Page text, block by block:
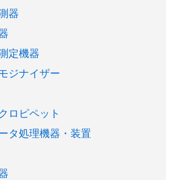
器
定機器
ジナイザー
ロピペット
タ処理機器・装置